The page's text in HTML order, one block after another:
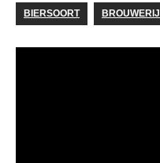
BIERSOORT BROUWERIJ